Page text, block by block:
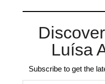
Luísa
Subscribe to get the
Type your email…